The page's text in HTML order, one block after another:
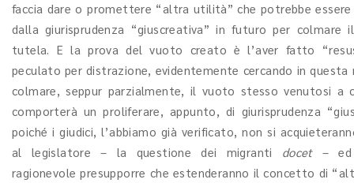
faccia dare o promettere “altra utilità” che potrebbe
dalla giurisprudenza “giuscreativa” in futuro per colmare
tutela. E la prova del vuoto creato è l’aver fatto
peculato per distrazione, evidentemente cercando in questa
colmare, seppur parzialmente, il vuoto stesso venutosi a
comporterà un proliferare, appunto, di giurisprudenza
poiché i giudici, l’abbiamo già verificato, non si
al legislatore – la questione dei migranti docet– ed
ragionevole presupporre che estenderanno il concetto di